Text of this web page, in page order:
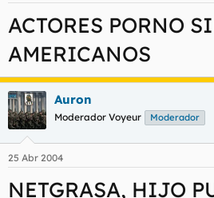
ACTORES PORNO
AMERICANOS
Auron
Moderador Voyeur Moderador
25 Abr 2004
NETGRASA, HIJO